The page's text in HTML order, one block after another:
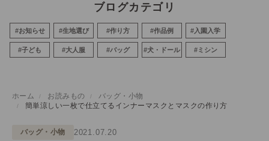
ブログカテゴリ
#お知らせ #生地選び #作り方 #作品例 #入園入学
#子ども #大人服 #バッグ #犬・ドール #ミシン
ホーム お読みもの
バッグ・小物
簡単涼しい一枚で仕立てるインナーマスクとマスクの作り方
バッグ・小物 2021.07.20